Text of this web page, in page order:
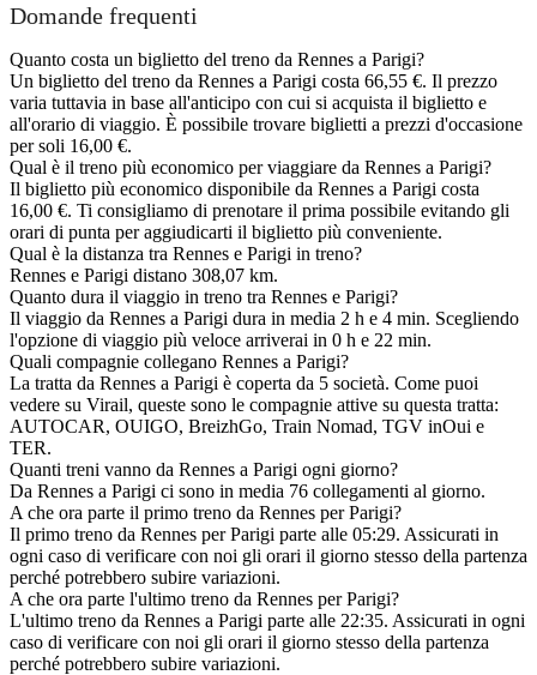
Domande frequenti
Quanto costa un biglietto del treno da Rennes a Parigi?
Un biglietto del treno da Rennes a Parigi costa 66,55 €. Il prezzo
varia tuttavia in base all'anticipo con cui si acquista il biglietto e
all'orario di viaggio. È possibile trovare biglietti a prezzi d'occasione
per soli 16,00 €.
Qual è il treno più economico per viaggiare da Rennes a Parigi?
Il biglietto più economico disponibile da Rennes a Parigi costa
16,00 €. Ti consigliamo di prenotare il prima possibile evitando gli
orari di punta per aggiudicarti il biglietto più conveniente.
Qual è la distanza tra Rennes e Parigi in treno?
Rennes e Parigi distano 308,07 km.
Quanto dura il viaggio in treno tra Rennes e Parigi?
Il viaggio da Rennes a Parigi dura in media 2 h e 4 min. Scegliendo
l'opzione di viaggio più veloce arriverai in 0 h e 22 min.
Quali compagnie collegano Rennes a Parigi?
La tratta da Rennes a Parigi è coperta da 5 società. Come puoi
vedere su Virail, queste sono le compagnie attive su questa tratta:
AUTOCAR, OUIGO, BreizhGo, Train Nomad, TGV inOui e
TER.
Quanti treni vanno da Rennes a Parigi ogni giorno?
Da Rennes a Parigi ci sono in media 76 collegamenti al giorno.
A che ora parte il primo treno da Rennes per Parigi?
Il primo treno da Rennes per Parigi parte alle 05:29. Assicurati in
ogni caso di verificare con noi gli orari il giorno stesso della partenza
perché potrebbero subire variazioni.
A che ora parte l'ultimo treno da Rennes per Parigi?
L'ultimo treno da Rennes a Parigi parte alle 22:35. Assicurati in ogni
caso di verificare con noi gli orari il giorno stesso della partenza
perché potrebbero subire variazioni.